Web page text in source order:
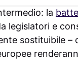
la
legislatori e
sostituibile –